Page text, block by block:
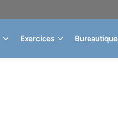
Exercices Bureautique